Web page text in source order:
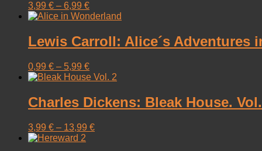
3,99 € – 6,99 €
Lewis Carroll: Alice´s Adventures
0,99 € – 5,99 €
Charles Dickens: Bleak House.
3,99 € – 13,99 €